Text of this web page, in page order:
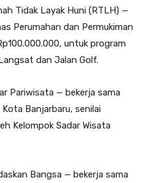
Tidak Layak Huni (RTLH) —
Perumahan dan Permukiman
untuk program
dan Jalan Golf.
Pariwisata — bekerja sama
Banjarbaru, senilai
Kelompok Sadar Wisata
Bangsa — bekerja sama